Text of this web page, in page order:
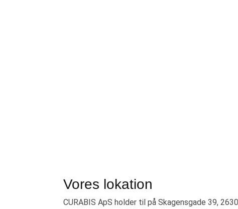
Vores lokation
CURABIS ApS holder til på Skagensgade 39,